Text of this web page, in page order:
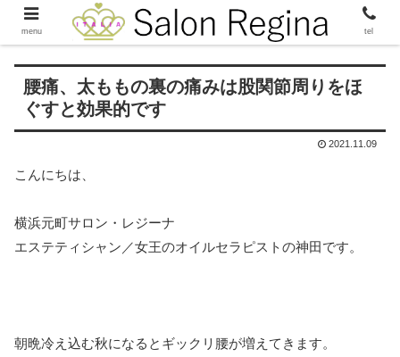
腰痛、太ももの裏の痛みは股関節周りをほ
ぐすと効果的です
2021.11.09
こんにちは、
横浜元町サロン・レジーナ
エステティシャン／女王のオイルセラピストの神田です。
朝晩冷え込む秋になるとギックリ腰が増えてきます。
menu tel